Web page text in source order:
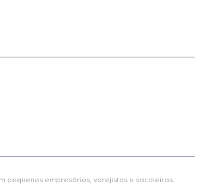
pequenos empresários, varejistas e sacoleiras.